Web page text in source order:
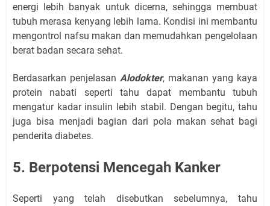
energi lebih banyak untuk dicerna, sehingga membuat
tubuh merasa kenyang lebih lama. Kondisi ini membantu
mengontrol nafsu makan dan memudahkan pengelolaan
berat badan secara sehat.
Berdasarkan penjelasan Alodokter, makanan yang kaya
protein nabati seperti tahu dapat membantu tubuh
mengatur kadar insulin lebih stabil. Dengan begitu, tahu
juga bisa menjadi bagian dari pola makan sehat bagi
penderita diabetes.
5. Berpotensi Mencegah Kanker
Seperti yang telah disebutkan sebelumnya, tahu